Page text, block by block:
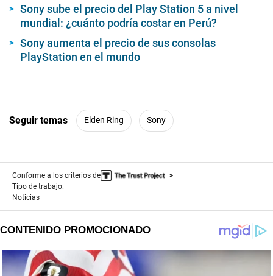
Sony sube el precio del Play Station 5 a nivel
mundial: ¿cuánto podría costar en Perú?
Sony aumenta el precio de sus consolas
PlayStation en el mundo
Seguir temas Elden Ring Sony
Conforme a los criterios de
Tipo de trabajo:
Noticias